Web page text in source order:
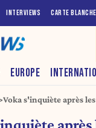
INTERVIEWS CARTE BLANCHE
EUROPE
Voka s'inquiète après
« Nos entreprises sont
après